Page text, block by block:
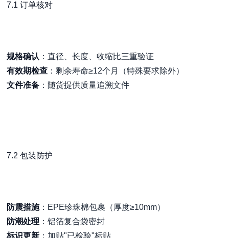
7.1 订单核对
规格确认 ：直径、长度、收缩比三重验证
有效期检查 ：剩余寿命≥12个月（特殊要求除外）
文件准备 ：随货提供质量追溯文件
7.2 包装防护
防震措施：EPE珍珠棉包裹（厚度≥10mm）
防潮处理 ：铝箔复合袋密封
标识更新 ：加贴"已检验"标贴